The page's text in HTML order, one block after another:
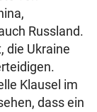
Russland.
die Ukraine
Klausel im
dass ein